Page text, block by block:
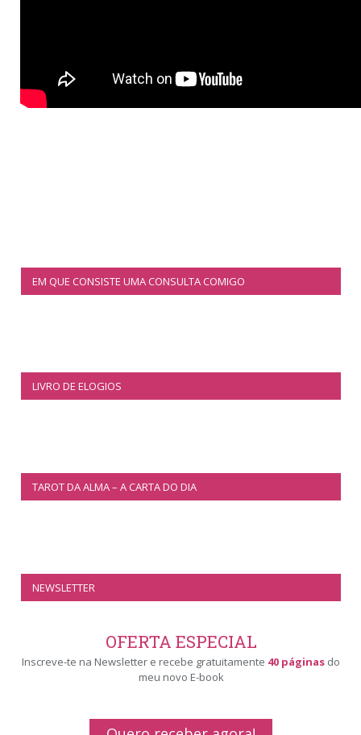
EM QUE CONSISTE UMA CONSULTA COMIGO
LIVRO DE ELOGIOS
TAROT DA ALMA – A CARTA DO DIA
NEWSLETTER
OFERTA ESPECIAL
Inscreve-te na Newsletter e recebe gratuitamente 40 páginas do
meu novo E-book